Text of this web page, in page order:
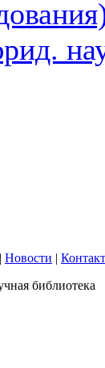
| Новости |
библиотека